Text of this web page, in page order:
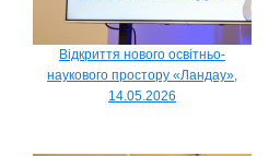
Відкриття нового освітньо-
наукового простору «Ландау»,
14.05.2026